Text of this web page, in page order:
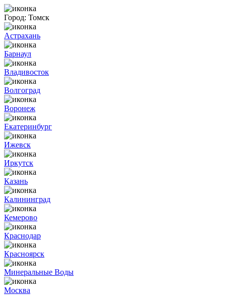
Город: Томск
Астрахань
Барнаул
Владивосток
Волгоград
Воронеж
Екатеринбург
Ижевск
Иркутск
Казань
Калининград
Кемерово
Краснодар
Красноярск
Минеральные Воды
Москва